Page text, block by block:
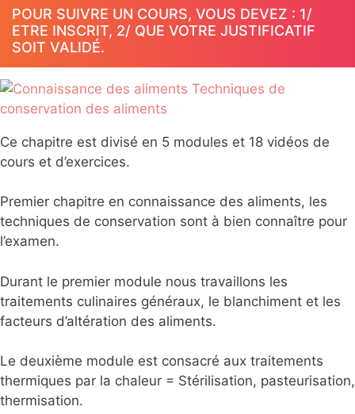
POUR SUIVRE UN COURS, VOUS DEVEZ : 1/
ETRE INSCRIT, 2/ QUE VOTRE JUSTIFICATIF
SOIT VALIDÉ.
Ce chapitre est divisé en 5 modules et 18 vidéos de
cours et d’exercices.
Premier chapitre en connaissance des aliments, les
techniques de conservation sont à bien connaître pour
l’examen.
Durant le premier module nous travaillons les
traitements culinaires généraux, le blanchiment et les
facteurs d’altération des aliments.
Le deuxième module est consacré aux traitements
thermiques par la chaleur = Stérilisation, pasteurisation,
thermisation.